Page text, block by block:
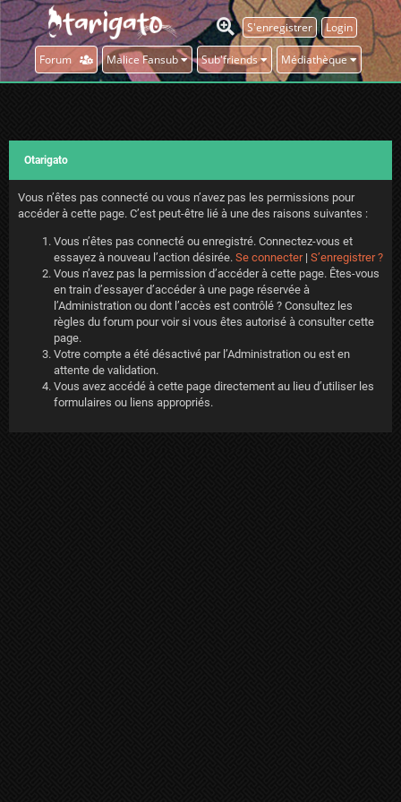
S'enregistrer Login
Forum Malice Fansub Sub'friends Médiathèque
Otarigato
Vous n’êtes pas connecté ou vous n’avez pas les permissions pour
accéder à cette page. C’est peut-être lié à une des raisons suivantes :
Vous n’êtes pas connecté ou enregistré. Connectez-vous et
essayez à nouveau l’action désirée. Se connecter| S’enregistrer ?
Vous n’avez pas la permission d’accéder à cette page. Êtes-vous
en train d’essayer d’accéder à une page réservée à
l’Administration ou dont l’accès est contrôlé ? Consultez les
règles du forum pour voir si vous êtes autorisé à consulter cette
page.
Votre compte a été désactivé par l’Administration ou est en
attente de validation.
Vous avez accédé à cette page directement au lieu d’utiliser les
formulaires ou liens appropriés.